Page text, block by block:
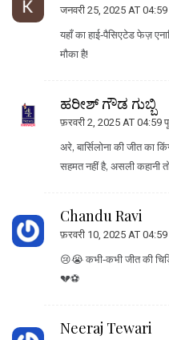
जनवरी 25, 2025 AT 04:59
यहाँ का हाई‑पैसिएटेड फेज़
मौका है!
ಹರೀಶ್ ಗೌಡ ಗುಬ್ಬಿ
फ़रवरी 2, 2025 AT 04:59
अरे, बार्सिलोना की जीत का
सहमत नहीं है, असली कहानी
Chandu Ravi
फ़रवरी 10, 2025 AT 04:59
😢😭 कभी‑कभी जीत की
💔⚽️
Neeraj Tewari